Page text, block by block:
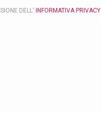
DELL' INFORMATIVA PRIVACY